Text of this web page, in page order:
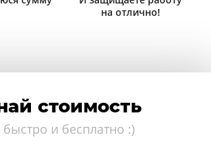
на отлично!
стоимость
быстро и бесплатно :)